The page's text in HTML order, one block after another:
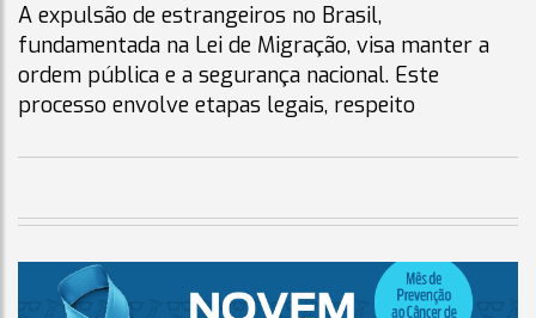
A expulsão de estrangeiros no Brasil,
fundamentada na Lei de Migração, visa manter a
ordem pública e a segurança nacional. Este
processo envolve etapas legais, respeito